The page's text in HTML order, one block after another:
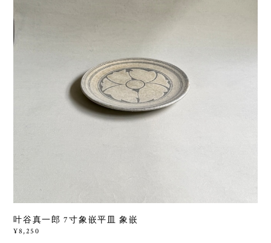
叶谷真一郎 7寸象嵌平皿 象嵌
¥8,250